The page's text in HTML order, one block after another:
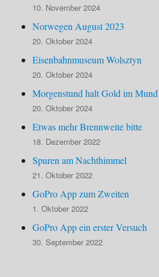
10. November 2024
Norwegen August 2023
20. Oktober 2024
Eisenbahnmuseum Wolsztyn
20. Oktober 2024
Morgenstund halt Gold im Mund
20. Oktober 2024
Etwas mehr Brennweite bitte
18. Dezember 2022
Spuren am Nachthimmel
21. Oktober 2022
GoPro App zum Zweiten
1. Oktober 2022
GoPro App ein erster Versuch
30. September 2022